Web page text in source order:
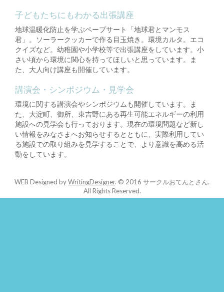
子どもたちにもわかる出張講座
地球温暖化防止を学ぶペープサート「地球君とマンモス
君」。ソーラークッカーで作る目玉焼き。環境カルタ。エコ
クイズなど。幼稚園や小学校等で出張講座をしています。小
さい頃から環境に関心を持ってほしいと思っています。ま
た、大人向け講座も開催しています。
講演会・シンポジウム・見学会
環境に関する講演会やシンポジウムも開催しています。ま
た、大淀町、御所、東吉野にある再生可能エネルギーの利用
施設への見学会も行っております。現在の環境問題など新し
い情報をみなさまへお知らせするとともに、実際利用してい
る施設での取り組みを見学することで、より意識を高める活
動をしています。
WEB Designed byWritingDesigner. © 2016 サークルおてんとさん.
All Rights Reserved.